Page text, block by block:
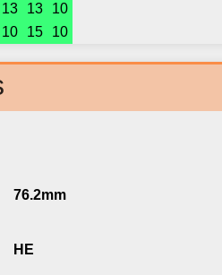
13 13
10
10 15 10
76.2mm
HE